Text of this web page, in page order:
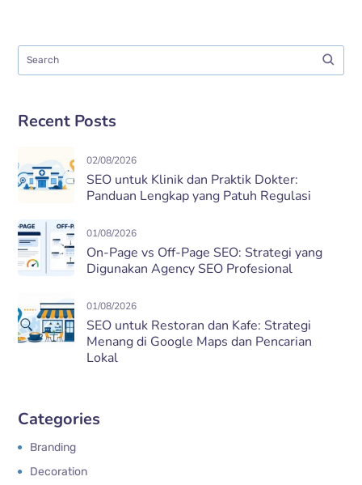
Recent Posts
02/08/2026
SEO untuk Klinik dan Praktik Dokter:
Panduan Lengkap yang Patuh Regulasi
01/08/2026
On-Page vs Off-Page SEO: Strategi yang
Digunakan Agency SEO Profesional
01/08/2026
SEO untuk Restoran dan Kafe: Strategi
Menang di Google Maps dan Pencarian
Lokal
Categories
Branding
Decoration